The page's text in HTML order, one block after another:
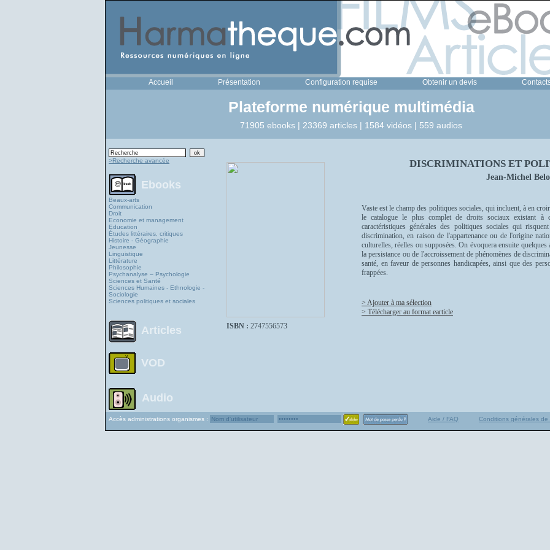
Accueil Présentation Configuration requise Obtenir un devis
Plateforme numérique multimédia
71905 ebooks | 23369 articles | 1584 vidéos | 559 audios
>Recherche avancée
Ebooks
Beaux-arts
Communication
Droit
Economie et management
Education
Études littéraires, critiques
Histoire - Géographie
Jeunesse
Linguistique
Littérature
Philosophie
Psychanalyse – Psychologie
Sciences et Santé
Sciences Humaines - Ethnologie -
Sociologie
Sciences politiques et sociales
Articles
VOD
Audio
ISBN : 2747556573
DISCRIMINATIONS ET
Jean-Michel
Vaste est le champ des politiques sociales, qui incluent, à en
le catalogue le plus complet de droits sociaux existant à
caractéristiques générales des politiques sociales qui
discrimination, en raison de l'appartenance ou de l'origine
culturelles, réelles ou supposées. On évoquera ensuite
la persistance ou de l'accroissement de phénomènes de
santé, en faveur de personnes handicapées, ainsi que des
frappées.
> Ajouter à ma sélection
> Télécharger au format earticle
Accès administrations organismes : Aide / FAQ Conditions générales de